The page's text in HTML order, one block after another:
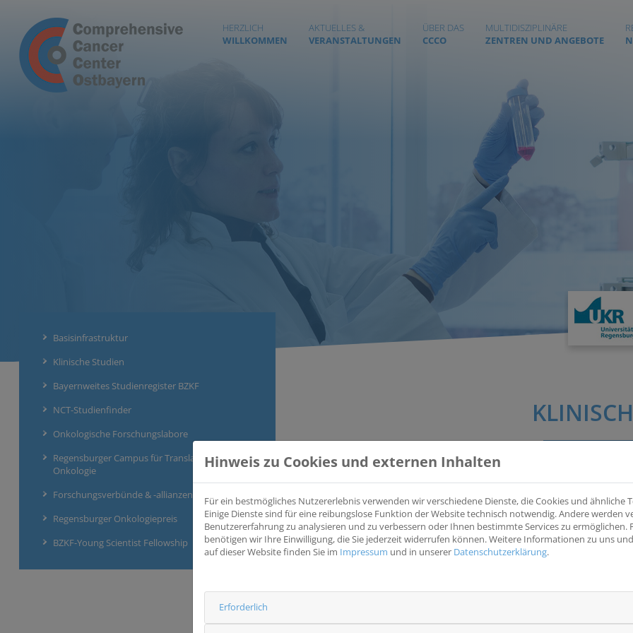
HERZLICH
WILLKOMMEN
AKTUELLES &
VERANSTALTUNGEN
ÜBER DAS
CCCO
MULTIDISZIPLINÄRE
ZENTREN UND ANGEBOTE
Basisinfrastruktur
Klinische Studien
Bayernweites Studienregister BZKF
NCT-Studienfinder
Onkologische Forschungslabore
Regensburger Campus für Translationale
Onkologie
Forschungsverbünde & -allianzen
Regensburger Onkologiepreis
BZKF-Young Scientist Fellowship
DISCUSS – Untersuchung des Absetzens von CDK4/6-
HER2-negativem Brustkrebs mit dauerhafter
II-Studie der AIO-Arbeitsgruppen Brustkrebs und
(DISCUSS)
Bewertung der Langzeit-Krankheitsstabilisierung nach
Studientyp
histologisch
Adenokarzinom
Hinweis zu Cookies und externen Inhalten
Für ein bestmögliches Nutzererlebnis verwenden wir verschiedene Dienste, die Cookies und ähnliche
Einige Dienste sind für eine reibungslose Funktion der Website technisch notwendig. Andere werden
Benutzererfahrung zu analysieren und zu verbessern oder Ihnen bestimmte Services zu ermöglichen.
benötigen wir Ihre Einwilligung, die Sie jederzeit widerrufen können. Weitere Informationen zu uns
auf dieser Website finden Sie im Impressum und in unserer Datenschutzerklärung.
Erforderlich